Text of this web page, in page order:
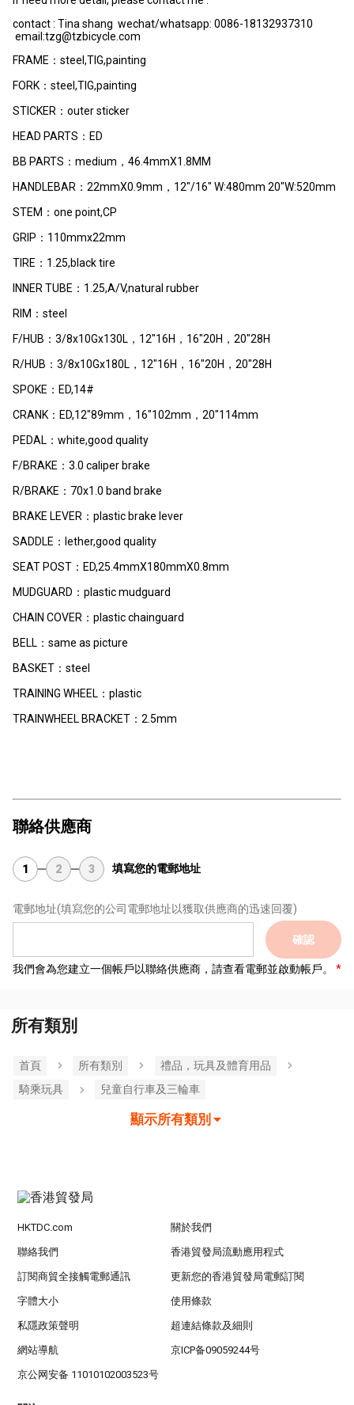
contact : Tina shang wechat/whatsapp: 0086-18132937310
email:tzg@tzbicycle.com
FRAME：steel,TIG,painting
FORK：steel,TIG,painting
STICKER：outer sticker
HEAD PARTS：ED
BB PARTS：medium，46.4mmX1.8MM
HANDLEBAR：22mmX0.9mm，12"/16" W:480mm 20"W:520mm
STEM：one point,CP
GRIP：110mmx22mm
TIRE：1.25,black tire
INNER TUBE：1.25,A/V,natural rubber
RIM：steel
F/HUB：3/8x10Gx130L，12"16H，16"20H，20"28H
R/HUB：3/8x10Gx180L，12"16H，16"20H，20"28H
SPOKE：ED,14#
CRANK：ED,12"89mm，16"102mm，20"114mm
PEDAL：white,good quality
F/BRAKE：3.0 caliper brake
R/BRAKE：70x1.0 band brake
BRAKE LEVER：plastic brake lever
SADDLE：lether,good quality
SEAT POST：ED,25.4mmX180mmX0.8mm
MUDGUARD：plastic mudguard
CHAIN COVER：plastic chainguard
BELL：same as picture
BASKET：steel
TRAINING WHEEL：plastic
TRAINWHEEL BRACKET：2.5mm
聯絡供應商
1 2 3 填寫您的電郵地址
電郵地址(填寫您的公司電郵地址以獲取供應商的迅速回覆)
確認
我們會為您建立一個帳戶以聯絡供應商，請查看電郵並啟動帳戶。
所有類別
首頁 所有類別
禮品，玩具及體育用品
騎乘玩具
兒童自行車及三輪車
顯示所有類別
HKTDC.com 關於我們
聯絡我們 香港貿發局流動應用程式
訂閱商貿全接觸電郵通訊 更新您的香港貿發局電郵訂閱
字體大小 使用條款
私隱政策聲明 超連結條款及細則
網站導航 京ICP备09059244号
京公网安备 11010102003523号